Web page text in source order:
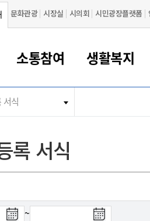
문화관광 시장실 시의회 시민광장플랫폼
여권 서식
저당권
소통참여
시장에게 바란다
나의민원
칭찬합시다
생활복지
평생교육
학자금대출이자지원
시민정보화교육
수질검
기업지원정책
경제 공지/서식
강소연구개발특구
청년뜰(
군산시
금
군산의 역사
수상현황
행정구역/행정지도
서식
록 서식
~검